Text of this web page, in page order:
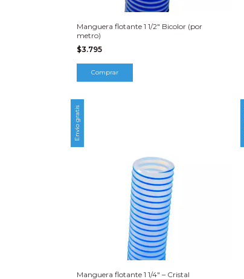
Manguera flotante 1 1/2″ Bicolor (por
metro)
$3.795
Envío gratis
Manguera flotante 1 1/4″ – Cristal